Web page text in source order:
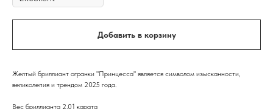
Добавить в корзину
Желтый бриллиант огранки "Принцесса" является символом изысканности,
великолепия и трендом 2025 года.
Вес бриллианта 2,01 карата